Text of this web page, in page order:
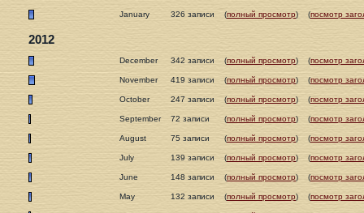
January 326 записи (полный просмотр) (посмотр
2012
December 342 записи (полный просмотр) (посмотр
November 419 записи (полный просмотр) (посмотр
October 247 записи (полный просмотр) (посмотр
September 72 записи (полный просмотр) (посмотр
August 75 записи (полный просмотр) (посмотр
July 139 записи (полный просмотр) (посмотр
June 148 записи (полный просмотр) (посмотр
May 132 записи (полный просмотр) (посмотр